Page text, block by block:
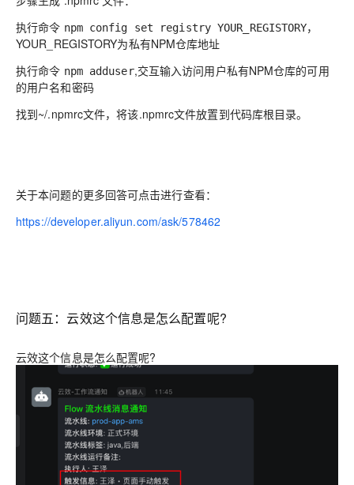
执行命令 npm config set registry YOUR_REGISTORY，
YOUR_REGISTORY为私有NPM仓库地址
执行命令 npm adduser,交互输入访问用户私有NPM仓库的可用
的用户名和密码
找到~/.npmrc文件，将该.npmrc文件放置到代码库根目录。
关于本问题的更多回答可点击进行查看：
https://developer.aliyun.com/ask/578462
问题五：云效这个信息是怎么配置呢?
云效这个信息是怎么配置呢?